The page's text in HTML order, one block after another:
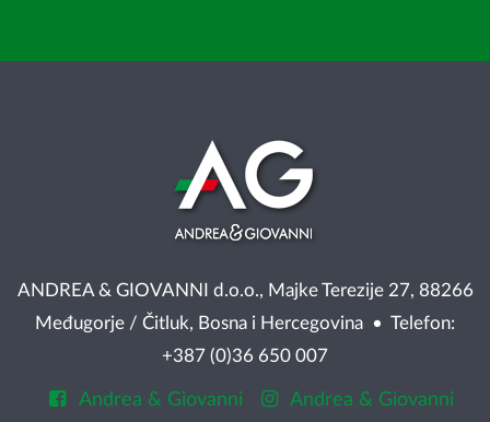
ANDREA & GIOVANNI d.o.o., Majke Terezije 27, 88266
Međugorje / Čitluk, Bosna i Hercegovina • Telefon:
+387 (0)36 650 007
Andrea & Giovanni
Andrea & Giovanni